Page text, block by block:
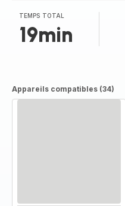
TEMPS TOTAL
19min
Appareils compatibles (34)